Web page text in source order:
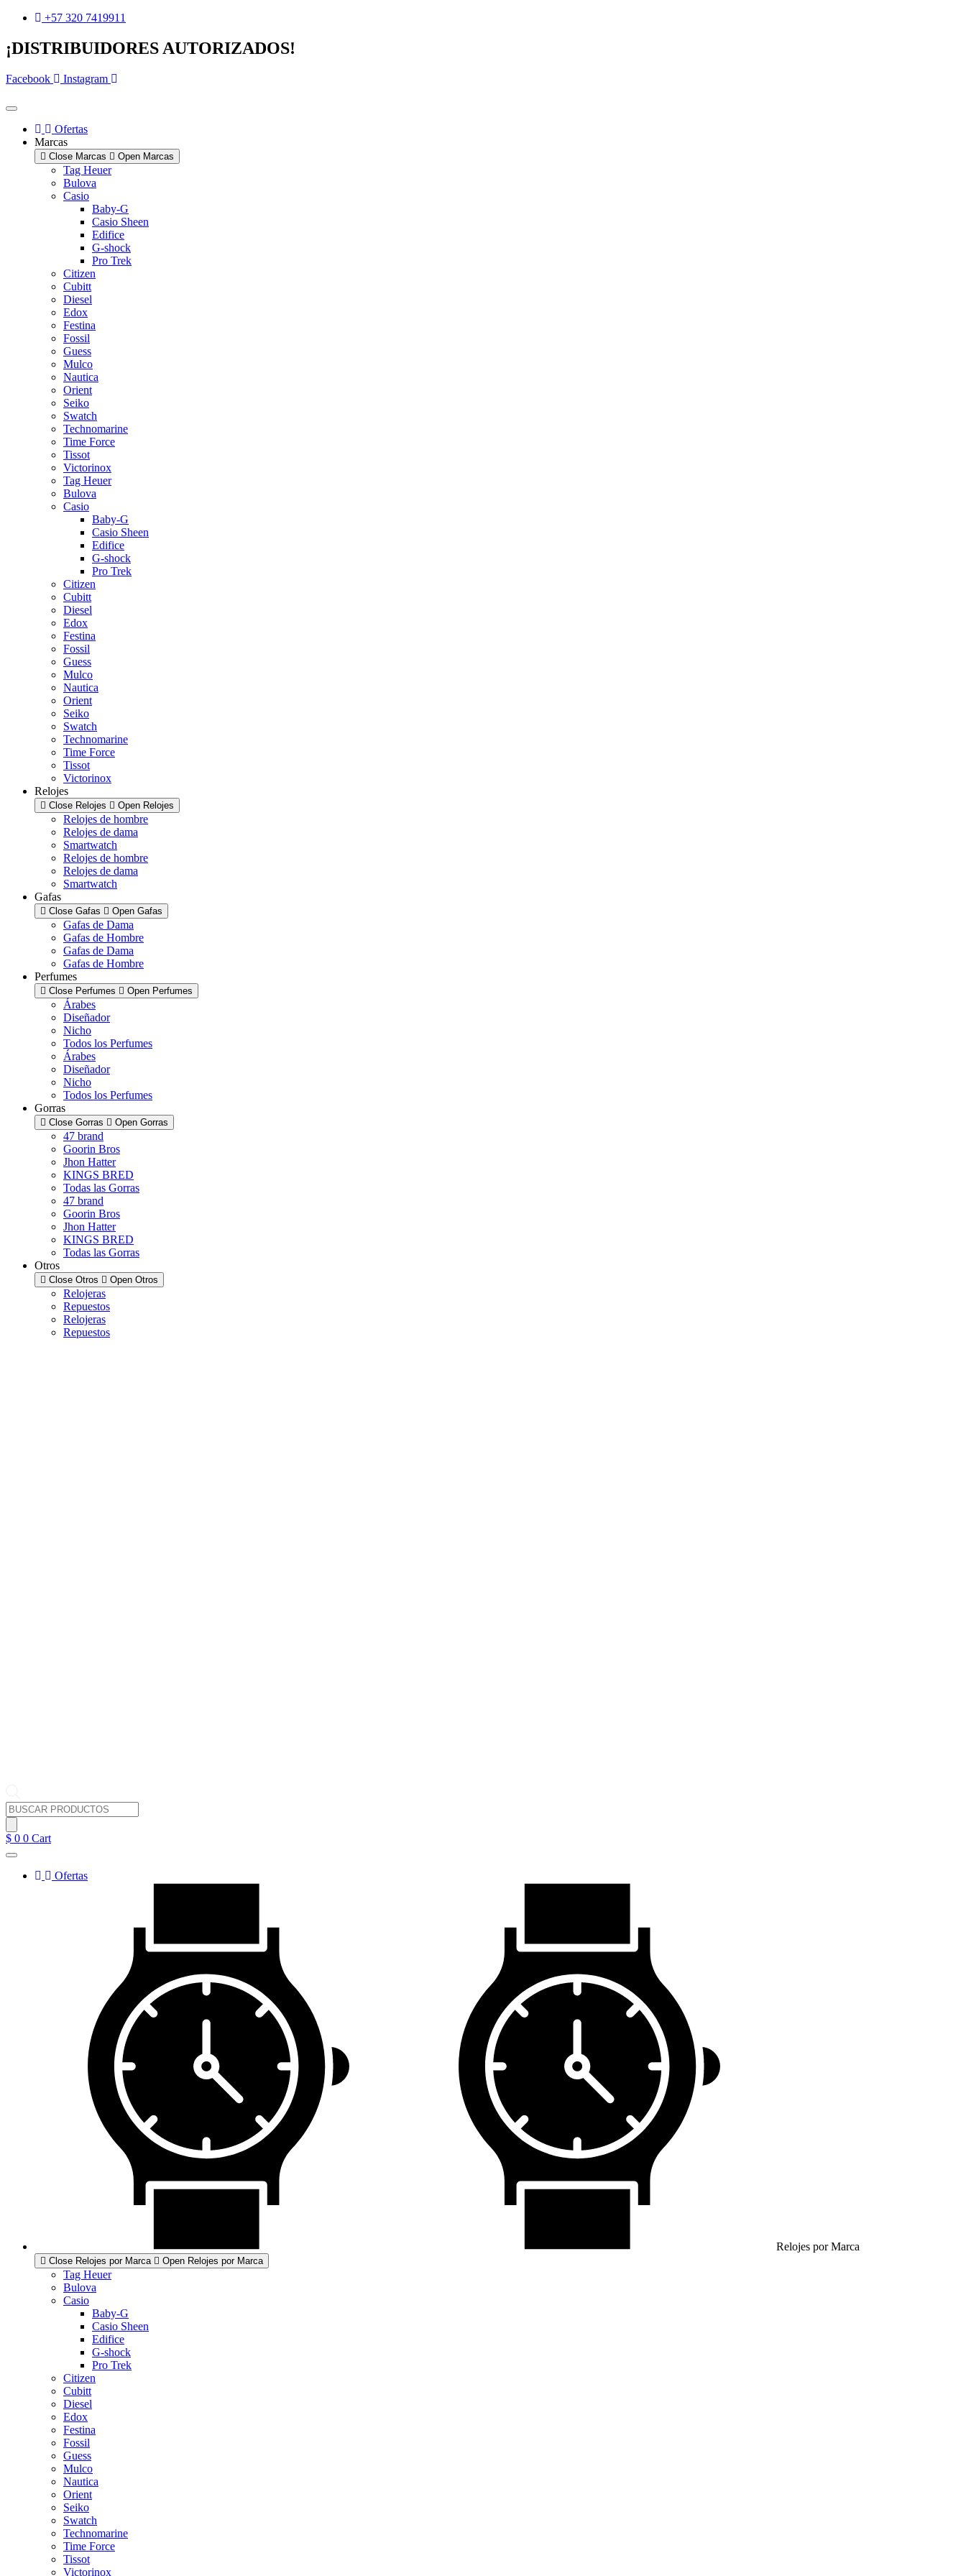
contenido
+57 320 7419911
¡DISTRIBUIDORES AUTORIZADOS!
Facebook Instagram
Ofertas
Marcas
Close Marcas Open Marcas
Tag Heuer
Bulova
Casio
Baby-G
Casio Sheen
Edifice
G-shock
Pro Trek
Citizen
Cubitt
Diesel
Edox
Festina
Fossil
Guess
Mulco
Nautica
Orient
Seiko
Swatch
Technomarine
Time Force
Tissot
Victorinox
Tag Heuer
Bulova
Casio
Baby-G
Casio Sheen
Edifice
G-shock
Pro Trek
Citizen
Cubitt
Diesel
Edox
Festina
Fossil
Guess
Mulco
Nautica
Orient
Seiko
Swatch
Technomarine
Time Force
Tissot
Victorinox
Relojes
Close Relojes Open Relojes
Relojes de hombre
Relojes de dama
Smartwatch
Relojes de hombre
Relojes de dama
Smartwatch
Gafas
Close Gafas Open Gafas
Gafas de Dama
Gafas de Hombre
Gafas de Dama
Gafas de Hombre
Perfumes
Close Perfumes Open Perfumes
Árabes
Diseñador
Nicho
Todos los Perfumes
Árabes
Diseñador
Nicho
Todos los Perfumes
Gorras
Close Gorras Open Gorras
47 brand
Goorin Bros
Jhon Hatter
KINGS BRED
Todas las Gorras
47 brand
Goorin Bros
Jhon Hatter
KINGS BRED
Todas las Gorras
Otros
Close Otros Open Otros
Relojeras
Repuestos
Relojeras
Repuestos
Búsqueda
de
productos
$ 0 0 Cart
Ofertas
Relojes por Marca
Close Relojes por Marca Open Relojes por Marca
Tag Heuer
Bulova
Casio
Baby-G
Casio Sheen
Edifice
G-shock
Pro Trek
Citizen
Cubitt
Diesel
Edox
Festina
Fossil
Guess
Mulco
Nautica
Orient
Seiko
Swatch
Technomarine
Time Force
Tissot
Victorinox